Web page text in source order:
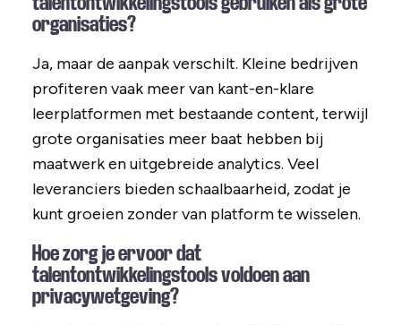
organisaties?
Ja, maar de aanpak verschilt. Kleine bedrijven
profiteren vaak meer van kant-en-klare
leerplatformen met bestaande content, terwijl
grote organisaties meer baat hebben bij
maatwerk en uitgebreide analytics. Veel
leveranciers bieden schaalbaarheid, zodat je
kunt groeien zonder van platform te wisselen.
Hoe zorg je ervoor dat
talentontwikkelingstools voldoen aan
privacywetgeving?